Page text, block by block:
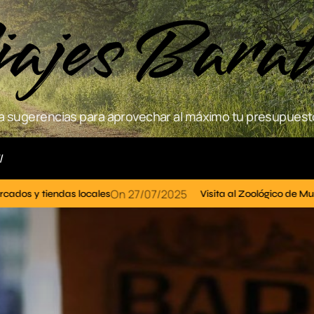
sugerencias para aprovechar al máximo tu
2025 Visita al Zoológico de Murcia: Un día en familia con